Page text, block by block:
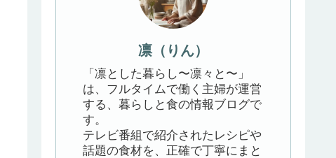
凛（りん）
「凛とした暮らし〜凛々と〜」
は、フルタイムで働く主婦が運営
する、暮らしと食の情報ブログで
す。
テレビ番組で紹介されたレシピや
話題の食材を、正確で丁寧にまと